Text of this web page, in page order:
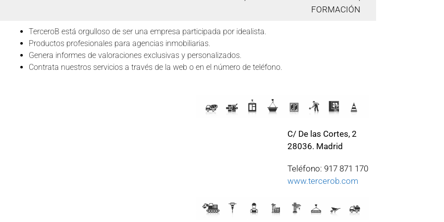
FORMACIÓN
TerceroB está orgulloso de ser una empresa participada por idealista.
Productos profesionales para agencias inmobiliarias.
Genera informes de valoraciones exclusivas y personalizados.
Contrata nuestros servicios a través de la web o en el número de teléfono.
C/ De las Cortes, 2
28036. Madrid
Teléfono: 917 871 170
www.tercerob.com